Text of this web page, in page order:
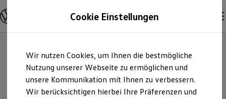
Hauptinhalt
springen
Footer
springen
Modelle & Konfigurator
Nutzfahrzeugkategorien entdecken
Modelle konfigurieren
Vorgängermodelle und Oldtimer
Vorgängermodelle
Oldtimer
Bulli Historie
Branchenlösungen & Gewerbekunden
Karl-Heinz Diekow
Cookie Einstellungen
Wir nutzen Cookies, um Ihnen die bestmögliche
Nutzung unserer Webseite zu ermöglichen und
unsere Kommunikation mit Ihnen zu verbessern.
Wir berücksichtigen hierbei Ihre Präferenzen und